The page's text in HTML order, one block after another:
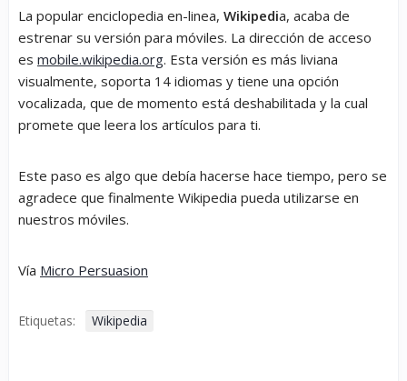
La popular enciclopedia en-linea, Wikipedia, acaba de
estrenar su versión para móviles. La dirección de acceso
es mobile.wikipedia.org. Esta versión es más liviana
visualmente, soporta 14 idiomas y tiene una opción
vocalizada, que de momento está deshabilitada y la cual
promete que leera los artículos para ti.
Este paso es algo que debía hacerse hace tiempo, pero se
agradece que finalmente Wikipedia pueda utilizarse en
nuestros móviles.
Vía Micro Persuasion
Etiquetas: Wikipedia